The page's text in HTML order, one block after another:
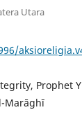
Utara
Prophet
Marāghī